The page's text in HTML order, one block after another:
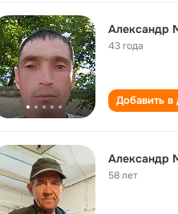
Александр
43 года
Добавить в
Александр
58 лет